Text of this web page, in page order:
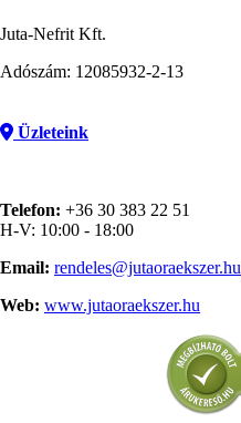
Juta-Nefrit Kft.
Adószám: 12085932-2-13
Üzleteink
Telefon: +36 30 383 22 51
H-V: 10:00 - 18:00
Email: rendeles@jutaoraekszer.hu
Web: www.jutaoraekszer.hu